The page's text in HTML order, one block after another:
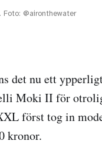
@aironthewater
det nu ett
Moki II för
först tog in
kronor.